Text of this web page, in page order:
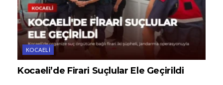
KOCAELI
Kocaeli’de Firari Suçlular Ele Geçirildi